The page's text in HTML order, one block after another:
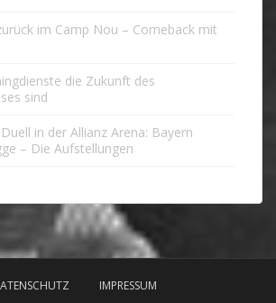
im Camp Nou – Comeback mit
die Zukunft des
sind
in der Allianz Arena: Bayern
– Die Aufstellungen
IMPRESSUM